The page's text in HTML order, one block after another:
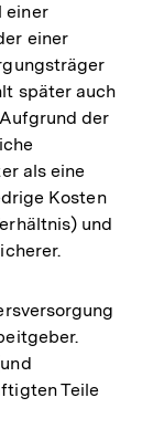
einer
einer
später auch
der
als eine
Kosten
und
Teile